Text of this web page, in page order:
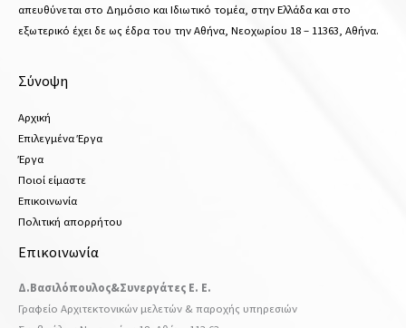
απευθύνεται στο Δημόσιο και Ιδιωτικό τομέα, στην Ελλάδα και στο
εξωτερικό έχει δε ως έδρα του την Αθήνα, Νεοχωρίου 18 – 11363, Αθήνα.
Σύνοψη
Αρχική
Επιλεγμένα Έργα
Έργα
Ποιοί είμαστε
Επικοινωνία
Πολιτική απορρήτου
Επικοινωνία
Δ.Βασιλόπουλος&Συνεργάτες Ε. Ε.
Γραφείο Αρχιτεκτονικών μελετών & παροχής υπηρεσιών